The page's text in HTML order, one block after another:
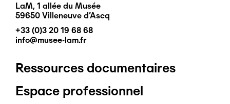
LaM, 1 allée du Musée
59650 Villeneuve d'Ascq
+33 (0)3 20 19 68 68
info@musee-lam.fr
Pied
de
Ressources documentaires
Espace professionnel